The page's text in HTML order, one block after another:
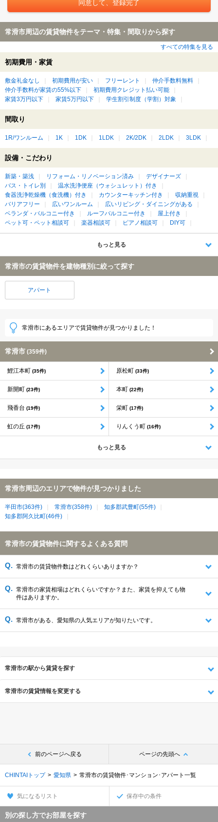
常滑市周辺の賃貸物件をテーマ・特集・間取りから探す
すべての特集を見る
初期費用・家賃
敷金礼金なし 初期費用が安い フリーレント
仲介手数料無料
仲介手数料が家賃の55%以下
初期費用クレジット払い可能
家賃3万円以下
家賃5万円以下 学生割引制度（学割）対象
間取り
1R/ワンルーム 1K 1DK 1LDK 2K/2DK 2LDK 3LDK
設備・こだわり
新築・築浅 リフォーム・リノベーション済み
デザイナーズ
バス・トイレ別
温水洗浄便座（ウォシュレット）付き
食器洗浄乾燥機（食洗機）付き
カウンターキッチン付き
収納重視
バリアフリー
広いワンルーム
広いリビング・ダイニングがある
ベランダ・バルコニー付き
ルーフバルコニー付き
屋上付き
ペット可・ペット相談可
楽器相談可 ピアノ相談可 DIY可
もっと見る
常滑市の賃貸物件を建物種別に絞って探す
アパート
常滑市にあるエリアで賃貸物件が見つかりました！
常滑市 (359件)
鯉江本町 (35件) 原松町 (33件)
新開町 (23件) 本町 (22件)
飛香台 (19件) 栄町 (17件)
虹の丘 (17件) りんくう町 (16件)
もっと見る
常滑市周辺のエリアで物件が見つかりました
半田市(363件) 常滑市(358件)
知多郡武豊町(55件)
知多郡阿久比町(46件)
常滑市の賃貸物件に関するよくある質問
常滑市の賃貸物件数はどれくらいありますか？
常滑市の家賃相場はどれくらいですか？また、家賃を抑えても物
件はありますか。
常滑市がある、愛知県の人気エリアが知りたいです。
常滑市の駅から賃貸を探す
常滑市の賃貸情報を変更する
前のページへ戻る ページの先頭へ
CHINTAIトップ 愛知県 常滑市の賃貸物件･マンション･アパート一覧
気になるリスト 保存中の条件
別の探し方でお部屋を探す